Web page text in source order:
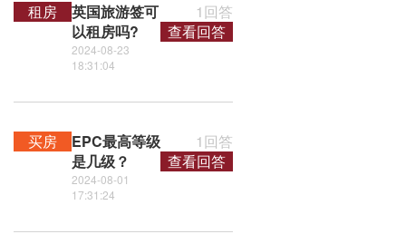
租房
英国旅游签可
以租房吗?
2024-08-23
18:31:04
1回答
查看回答
买房
EPC最高等级
是几级？
2024-08-01
17:31:24
1回答
查看回答